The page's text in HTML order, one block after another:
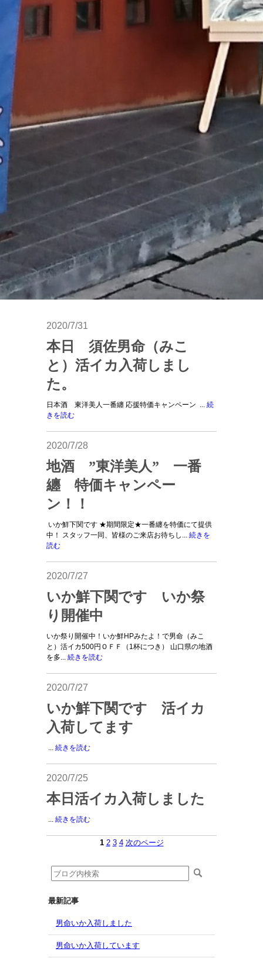
2020/7/31
本日 須佐男命（みこ
と）活イカ入荷しまし
た。
日本酒 東洋美人一番纏 応援特価キャンペーン ... 続
きを読む
2020/7/28
地酒 ”東洋美人” 一番
纏 特価キャンペー
ン！！
いか鮮下関です ★期間限定★一番纏を特価にて提供
中！ スタッフ一同、皆様のご来店お待ちし... 続きを
読む
2020/7/27
いか鮮下関です いか祭
り開催中
いか祭り開催中！いか鮮HPみたよ！で男命（みこ
と）活イカ500円ＯＦＦ（1杯につき） 山口県の地酒
を多... 続きを読む
2020/7/27
いか鮮下関です 活イカ
入荷してます
... 続きを読む
2020/7/25
本日活イカ入荷しました
... 続きを読む
1 2 3 4 次のページ
最新記事
男命いか入荷しました
男命いか入荷しています